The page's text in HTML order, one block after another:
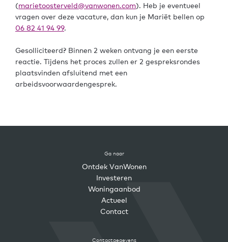
(marietoosterveld@vanwonen.com). Heb je eventueel
vragen over deze vacature, dan kun je Mariët bellen op
06 82 41 94 99.
Gesolliciteerd? Binnen 2 weken ontvang je een eerste
reactie. Tijdens het proces zullen er 2 gespreksrondes
plaatsvinden afsluitend met een
arbeidsvoorwaardengesprek.
Ga naar
Ontdek VanWonen
Investeren
Woningaanbod
Actueel
Contact
Contactgegevens